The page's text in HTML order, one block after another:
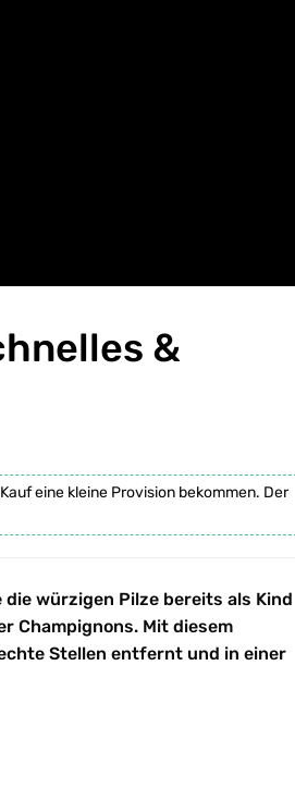
&
eine kleine Provision bekommen. Der
würzigen Pilze bereits als Kind
Champignons. Mit diesem
Stellen entfernt und in einer